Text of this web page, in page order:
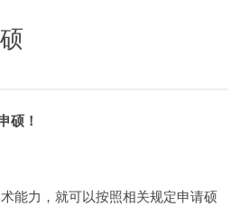
硕！
能力，就可以按照相关规定申请硕